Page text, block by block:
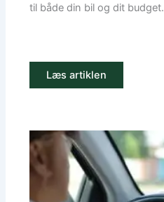
til både din bil og dit budget.
Læs artiklen